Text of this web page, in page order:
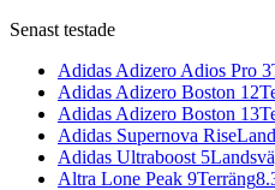
Senast testade
Adidas Adizero Adios Pro 3
Adidas Adizero Boston 12
Adidas Adizero Boston 13
Adidas Supernova Rise
Adidas Ultraboost 5
Altra Lone Peak 9Terräng